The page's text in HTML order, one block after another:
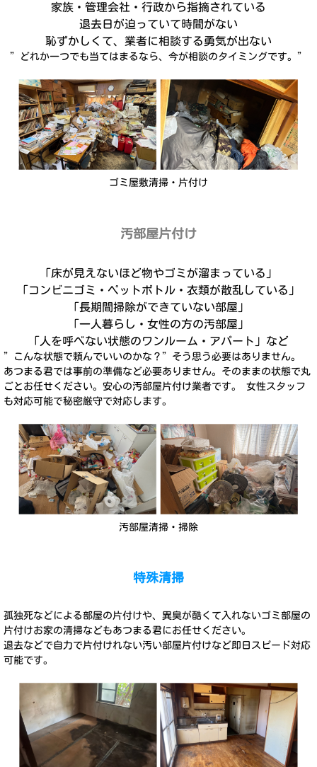
家族・管理会社・行政から指摘されている
退去日が迫っていて時間がない
恥ずかしくて、業者に相談する勇気が出ない
”どれか一つでも当てはまるなら、今が相談のタイミングです。”
ゴミ屋敷清掃・片付け
汚部屋片付け
「床が見えないほど物やゴミが溜まっている」
「コンビニゴミ・ペットボトル・衣類が散乱している」
「長期間掃除ができていない部屋」
「一人暮らし・女性の方の汚部屋」
「人を呼べない状態のワンルーム・アパート」など
”こんな状態で頼んでいいのかな？”そう思う必要はありません。
あつまる君では事前の準備など必要ありません。そのままの状態で丸
ごとお任せください。安心の汚部屋片付け業者です。 女性スタッフ
も対応可能で秘密厳守で対応します。
汚部屋清掃・掃除
特殊清掃
孤独死などによる部屋の片付けや、異臭が酷くて入れないゴミ部屋の
片付けお家の清掃などもあつまる君にお任せください。
退去などで自力で片付けれない汚い部屋片付けなど即日スピード対応
可能です。